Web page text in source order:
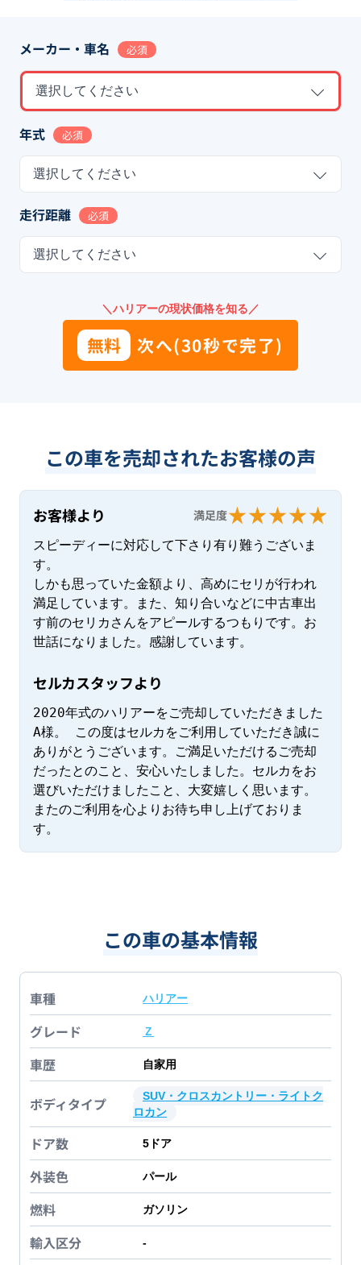
メーカー・車名 必須
選択してください
年式 必須
選択してください
走行距離 必須
選択してください
＼ハリアーの現状価格を知る／
無料 次へ(30秒で完了)
この車を売却されたお客様の声
お客様より 満足度
スピーディーに対応して下さり有り難うございま
す。
しかも思っていた金額より、高めにセリが行われ
満足しています。また、知り合いなどに中古車出
す前のセリカさんをアピールするつもりです。お
世話になりました。感謝しています。
セルカスタッフより
2020年式のハリアーをご売却していただきました
A様。 この度はセルカをご利用していただき誠に
ありがとうございます。ご満足いただけるご売却
だったとのこと、安心いたしました。セルカをお
選びいただけましたこと、大変嬉しく思います。
またのご利用を心よりお待ち申し上げておりま
す。
この車の基本情報
車種 ハリアー
グレード Ｚ
車歴 自家用
ボディタイプ
SUV・クロスカントリー・ライトク
ロカン
ドア数 5 ドア
外装色 パール
燃料 ガソリン
輸入区分 -